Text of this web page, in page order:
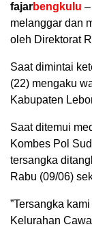
fajarbengkulu
melanggar dan
oleh Direktorat
Saat dimintai
(22) mengaku
Kabupaten
Saat ditemui
Kombes Pol
tersangka
Rabu (09/06)
”Tersangka
Kelurahan